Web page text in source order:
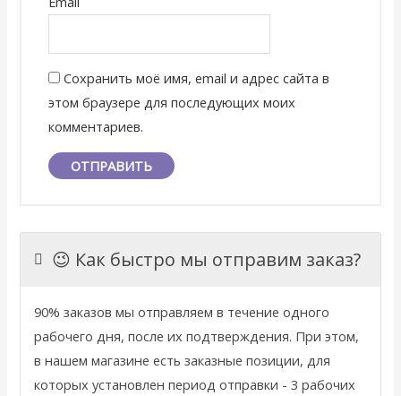
Сохранить моё имя, email и адрес сайта в
этом браузере для последующих моих
комментариев.
😉 Как быстро мы отправим заказ?
90% заказов мы отправляем в течение одного
рабочего дня, после их подтверждения. При этом,
в нашем магазине есть заказные позиции, для
которых установлен период отправки - 3 рабочих